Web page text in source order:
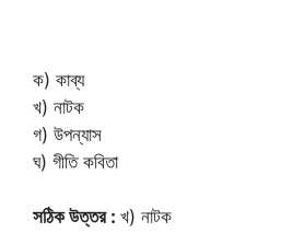
ক) কাব্য
খ) নাটক
গ) উপন্যাস
ঘ) গীতি কবিতা
সঠিক উত্তর : খ) নাটক